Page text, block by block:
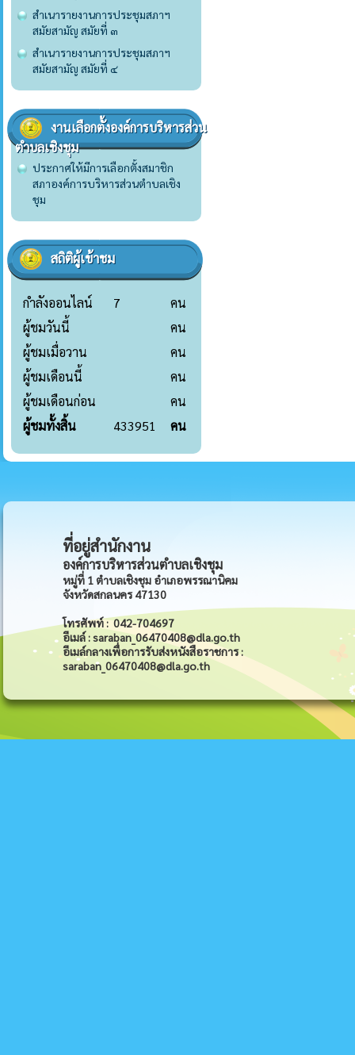
สำเนารายงานการประชุมสภาฯ
สมัยสามัญ สมัยที่ ๓
สำเนารายงานการประชุมสภาฯ
สมัยสามัญ สมัยที่ ๔
งานเลือกตั้งองค์การบริหารส่วน
ตำบลเชิงชุม
ประกาศให้มีการเลือกตั้งสมาชิก
สภาองค์การบริหารส่วนตำบลเชิง
ชุม
สถิติผู้เข้าชม
กำลังออนไลน์ 7
คน
ผู้ชมวันนี้
คน
ผู้ชมเมื่อวาน
คน
ผู้ชมเดือนนี้
คน
ผู้ชมเดือนก่อน
คน
ผู้ชมทั้งสิ้น
433951 คน
ที่อยู่สำนักงาน
องค์การบริหารส่วนตำบลเชิงชุม
หมู่ที่ 1 ตำบลเชิงชุม อำเภอพรรณานิคม
จังหวัดสกลนคร 47130
โทรศัพท์ : 042-704697
อีเมล์ : saraban_06470408@dla.go.th
อีเมล์กลางเพื่อการรับส่งหนังสือราชการ :
saraban_06470408@dla.go.th